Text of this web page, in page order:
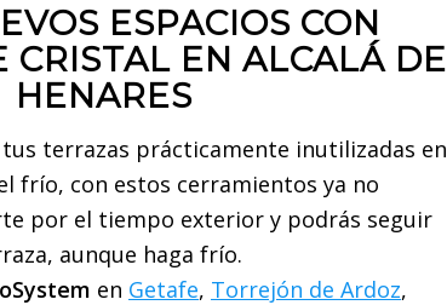
ESPACIOS CON
CRISTAL EN ALCALÁ DE
HENARES
terrazas prácticamente inutilizadas en
frío, con estos cerramientos ya no
por el tiempo exterior y podrás seguir
aunque haga frío.
en Getafe, Torrejón de Ardoz,